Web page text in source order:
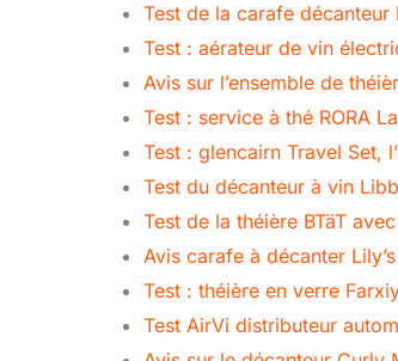
Test de la carafe
Test : aérateur de vin
Avis sur l’ensemble de
Test : service à thé RORA
Test : glencairn Travel Set,
Test du décanteur à vin
Test de la théière BTäT
Avis carafe à décanter
Test : théière en verre
Test AirVi distributeur